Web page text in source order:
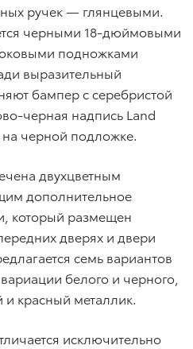
ручек — глянцевыми.
черными 18-дюймовыми
подножками
выразительный
бампер с серебристой
черная надпись Land
на черной подложке.
двухцветным
дополнительное
который размещен
дверях и двери
семь вариантов
белого и черного,
красный металлик.
исключительно